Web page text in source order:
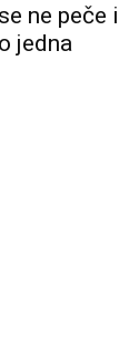
ne peče i
jedna